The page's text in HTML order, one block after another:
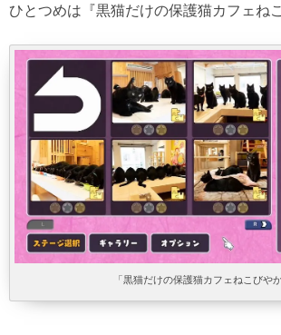
ひとつめは『黒猫だけの保護猫カフェね
「黒猫だけの保護猫カフェねこびやか